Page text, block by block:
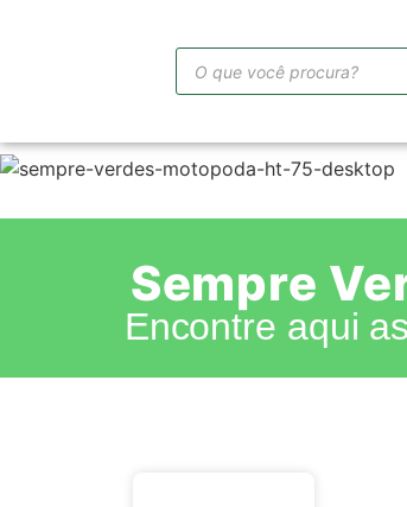
Sempre
Encontre aqui